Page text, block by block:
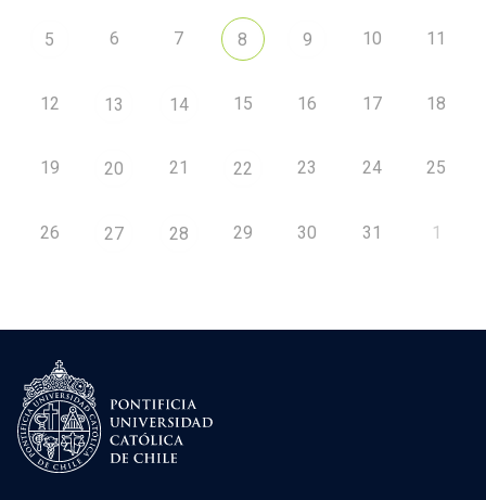
5 6 7 8 9 10 11
12 13 14 15 16 17 18
19 20 21 22 23 24 25
26 27 28 29 30 31 1